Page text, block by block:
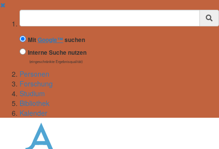
✖
Suchbegriff
MitGoogle™ suchen
Interne Suche nutzen
(eingeschränkte Ergebnisqualität)
Personen
Forschung
Studium
Bibliothek
Kalender